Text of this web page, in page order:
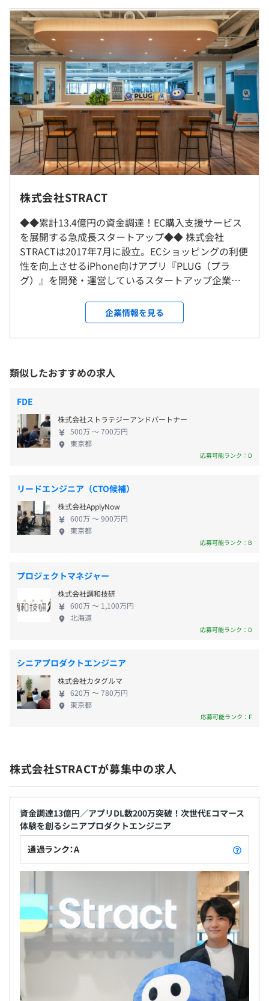
■技術的な困難が高く圧倒的に成長できる
ECサイトごとの異なる仕様に対応しながら、最適なUXを
実現するための工夫が求められるだけでなく、ASP（アフ
ィリエイト・サービス・プロバイダー）との連携が必要と
なります。また、AIを活用したパーソナライズ機能の最適
化や、1,000万ダウンロード規模を見据えたスケーラブル
なインフラ設計など、複数の領域にまたがる技術的な課題
に取り組むことができます。
■自社プロダクトのグロースに貢献できる
成長途上のプロダクトを自ら手で形づくりながら、新たな
の拡大に​​伴う技術的な課題を解決し、次世代のEC体験を
生み出すことができるため、エンジニアとしての醍醐味を
味わえる環境です。
■『PLUG』：時間とお金をかしこく節約！入れておくだ
けでオトクになるアプリ
https://lp.plugapp.jp/
■学び費用支援制度
メンバーの自己成長を支援するため、業務関連の書籍や合
宿費用を会社が一部または全額負担します。
相談の上、ご希望のマシンを支給いたします。
※一定の費用制限あり
BigQuery、Elasticsearch
■TypeScriptの全面採用
フロントエンド・バックエンド・インフラ定義において全
面的にTypeScriptを用いています。
monorepoで基本的にすべてのpackageを一つのリポジト
リで管理しており、コードの共通化ができております。
■テクノロジースタック
iOSアプリは、Web Componentで記述されているので、
基本的にはReactを書いているのと感覚は同じです。他
は、Next.js + Tailwind CSS + Vercelの組み合わせがメイ
ンとなっています。
原則オフィス勤務（天候や個別の事情のリモートワークの
相談可）
就業場所の変更範囲
＜雇入時＞
東京本社、および自宅
＜変更範囲＞
会社の定める場所（テレワークをおこなう場所を含む）
受動喫煙防止措置に関する事項
・都営新宿線・東京メトロ有楽町線・南北線「市ヶ谷」駅
3番出口 徒歩4分
・東京メトロ有楽町線「麹町」駅 6番出口 徒歩3分
・JR中央線・総武線「四ツ谷」駅 麹町口 徒歩8分
（※想定年収は年収提示額を保証するものではありません）
フレックスタイム制度（コアタイム11時〜15時）
休憩時間：休憩60分 ※昼食時間は業務の都合により各々
の自主性に任せています
平均残業時間：25時間
・完全週休2日制（土日祝）
・年末年始休暇
・慶弔休暇
通勤交通費支給（※上限3万円）
年1回
社会保険完備（健康保険・厚生年金加入・雇用保険・労災
無期雇用
3カ月（条件などの変更はありません）
株式会社STRACT
◆◆累計13.4億円の資金調達！EC購入支援サービス
を展開する急成長スタートアップ◆◆ 株式会社
STRACTは2017年7月に設立。ECショッピングの利便
性を向上させるiPhone向けアプリ『PLUG（プラ
グ）』を開発・運営しているスタートアップ企業で
連携することで、ユーザーがECサイトを訪れた際
に、他のサイトも含めた最安値を提示する機能を備
えています。さらに、キャッシュバックやクーポン情
ポートします。 現在、提携するECサイトは1,100以
上、アプリのダウンロード数は150万を超えるなど、
多くのユーザーに利用されており、EC市場における
影響力を拡大しています。 今後は後払い決済や商品
の保険加入手続きなどの機能も検討中です。その他
ECサイトで買い物をする際に、気になった商品を消
費者がキープしておける機能など、さまざまなアイ
『PLUG』の開発は、《ASP連携 × 拡張機能 × パー
ソナライズ × プラットフォーム × 新しいユーザー
体験》という複数の要素が掛け合わさることで、他
社では経験できない領域に挑戦できるという魅力が
あります。 わたしたちとともにオンラインショッピ
な仲間を募集しています！
企業情報を見る
類似したおすすめの求人
FDE
株式会社ストラテジーアンドパートナー
500万 〜 700万円
東京都
応募可能ランク：D
リードエンジニア（CTO候補）
株式会社ApplyNow
600万 〜 900万円
東京都
応募可能ランク：B
プロジェクトマネジャー
株式会社調和技研
600万 〜 1,100万円
北海道
応募可能ランク：D
シニアプロダクトエンジニア
株式会社カタグルマ
620万 〜 780万円
東京都
応募可能ランク：F
株式会社STRACTが募集中の求人
資金調達13億円／アプリDL数200万突破！次世代Eコマース
体験を創るシニアプロダクトエンジニア
通過ランク：A